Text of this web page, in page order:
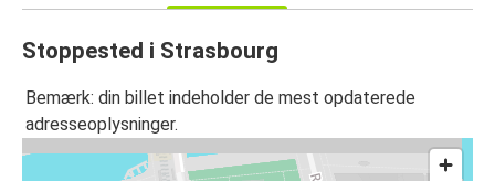
Stoppested i Strasbourg
Bemærk: din billet indeholder de mest opdaterede
adresseoplysninger.